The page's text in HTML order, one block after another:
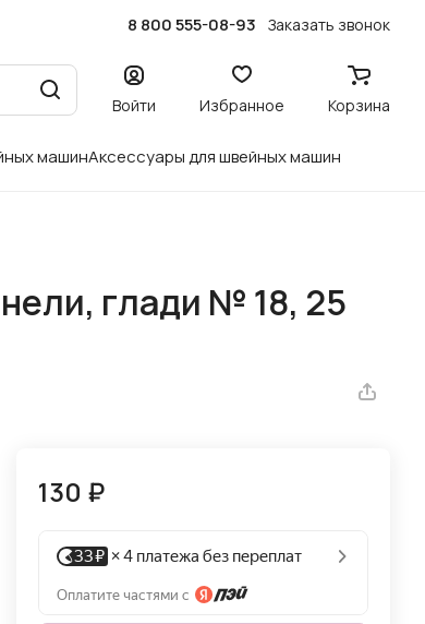
8 800 555-08-93 Заказать звонок
Войти Избранное Корзина
машинАксессуары для швейных машин
глади № 18, 25
130 ₽